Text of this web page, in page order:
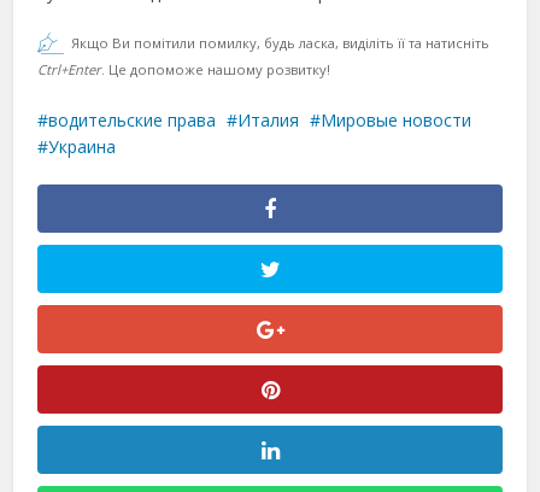
Якщо Ви помітили помилку, будь ласка, виділіть її та натисніть
Ctrl+Enter. Це допоможе нашому розвитку!
водительские права Италия
Мировые новости
Украина